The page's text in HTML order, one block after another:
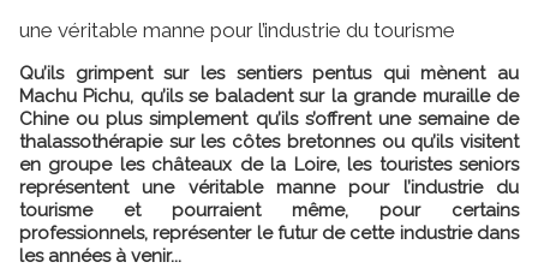
une véritable manne pour l’industrie du tourisme
Qu’ils grimpent sur les sentiers pentus qui mènent au
Machu Pichu, qu’ils se baladent sur la grande muraille de
Chine ou plus simplement qu’ils s’offrent une semaine de
thalassothérapie sur les côtes bretonnes ou qu’ils visitent
en groupe les châteaux de la Loire, les touristes seniors
représentent une véritable manne pour l’industrie du
tourisme et pourraient même, pour certains
professionnels, représenter le futur de cette industrie dans
les années à venir...